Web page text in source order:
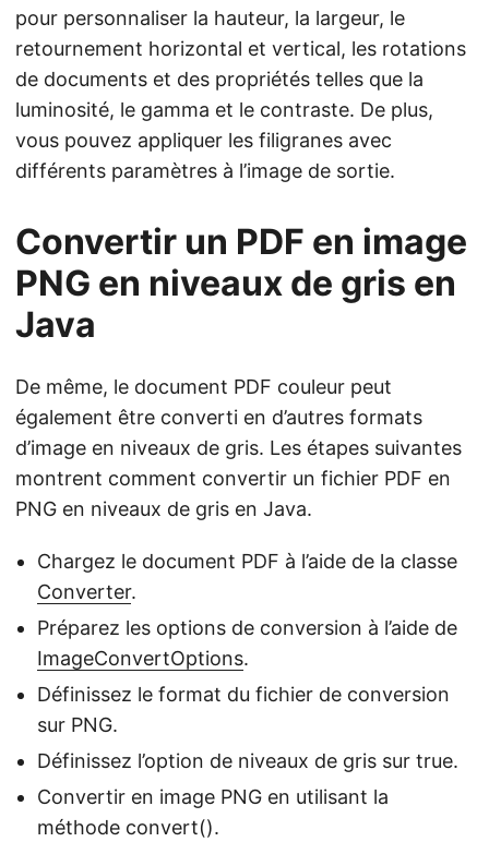
pour personnaliser la hauteur, la largeur, le
retournement horizontal et vertical, les rotations
de documents et des propriétés telles que la
luminosité, le gamma et le contraste. De plus,
vous pouvez appliquer les filigranes avec
différents paramètres à l’image de sortie.
Convertir un PDF en image
PNG en niveaux de gris en
Java
De même, le document PDF couleur peut
également être converti en d’autres formats
d’image en niveaux de gris. Les étapes suivantes
montrent comment convertir un fichier PDF en
PNG en niveaux de gris en Java.
Chargez le document PDF à l’aide de la classe
Converter.
Préparez les options de conversion à l’aide de
ImageConvertOptions.
Définissez le format du fichier de conversion
sur PNG.
Définissez l’option de niveaux de gris sur true.
Convertir en image PNG en utilisant la
méthode convert().